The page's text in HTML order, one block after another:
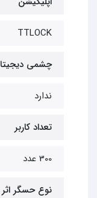
TTLOCK
چشمی
ندارد
تعداد کاربر
300 عدد
نوع حسگر